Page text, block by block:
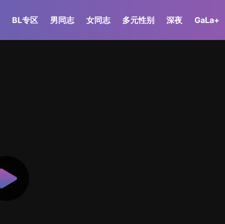
BL专区 男同志 女同志 多元性别 深夜 GaLa+